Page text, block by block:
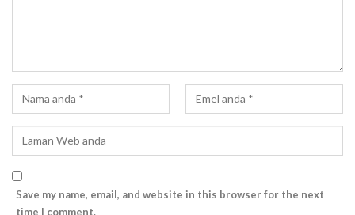
Save my name, email, and website in this browser for the next
time I comment.